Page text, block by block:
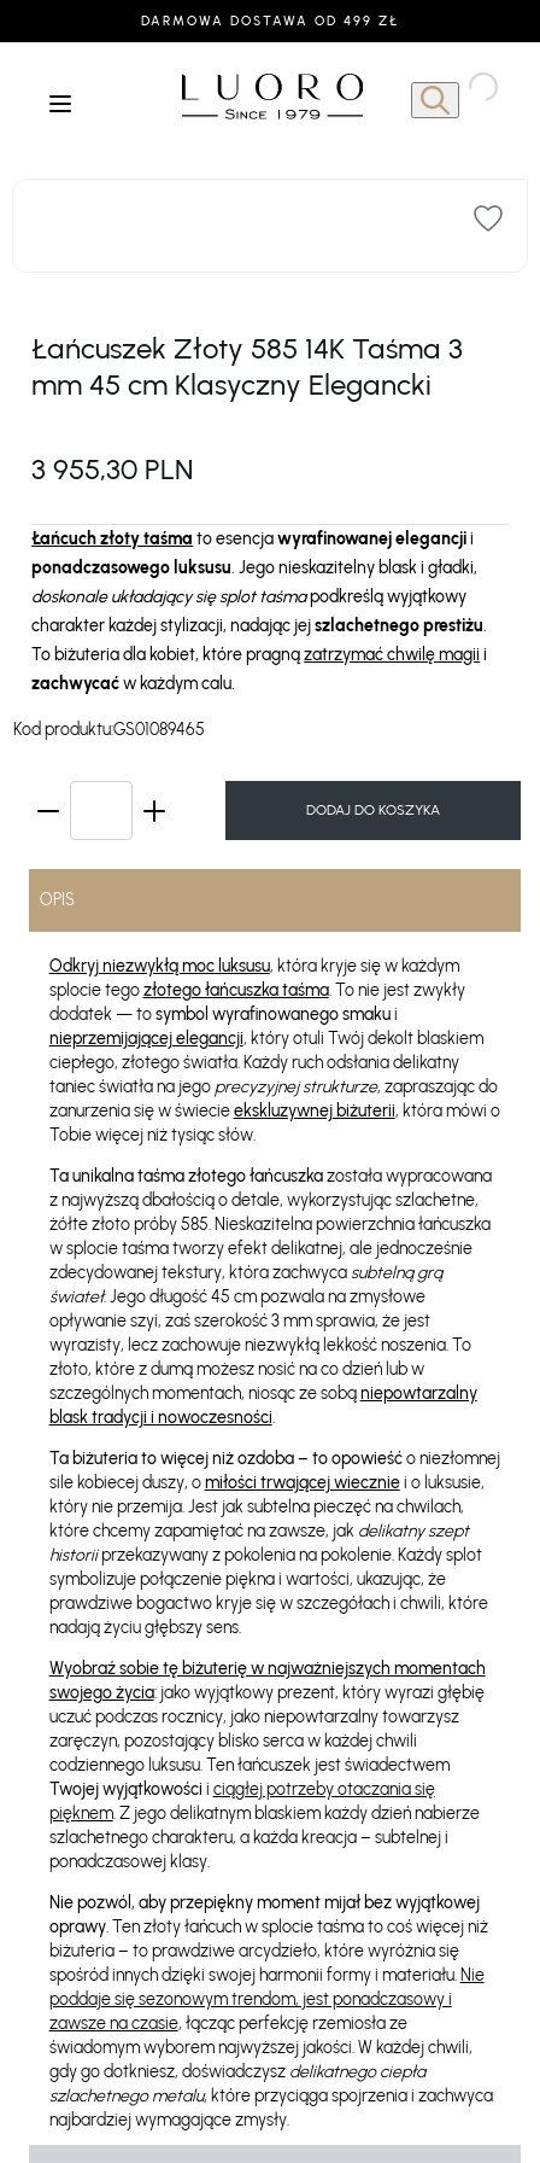
DARMOWA DOSTAWA OD 499 ZŁ
Łańcuszek Złoty 585 14K Taśma 3
mm 45 cm Klasyczny Elegancki
3 955,30 PLN
Łańcuch złoty taśma to esencjawyrafinowanej elegancjii
ponadczasowego luksusu. Jego nieskazitelny blask i gładki,
doskonale układający się splot taśmapodkreślą wyjątkowy
charakter każdej stylizacji, nadając jejszlachetnego prestiżu.
To biżuteria dla kobiet, które pragnązatrzymać chwilę magii i
zachwycaćw każdym calu.
Kod produktu:GS01089465
DODAJ DO KOSZYKA
OPIS
Odkryj niezwykłą moc luksusu, która kryje się w każdym
splocie tegozłotego łańcuszka taśma. To nie jest zwykły
dodatek — tosymbol wyrafinowanego smakui
nieprzemijającej elegancji, który otuli Twój dekolt blaskiem
ciepłego, złotego światła. Każdy ruch odsłania delikatny
taniec światła na jego precyzyjnej strukturze, zapraszając do
zanurzenia się w świecieekskluzywnej biżuterii, która mówi o
Tobie więcej niż tysiąc słów.
Ta unikalna taśma złotego łańcuszkazostała wypracowana
z najwyższą dbałością o detale, wykorzystując szlachetne,
żółte złoto próby 585. Nieskazitelna powierzchnia łańcuszka
w splocie taśma tworzy efekt delikatnej, ale jednocześnie
zdecydowanej tekstury, która zachwycasubtelną grą
świateł. Jego długość 45 cm pozwala na zmysłowe
opływanie szyi, zaś szerokość 3 mm sprawia, że jest
wyrazisty, lecz zachowuje niezwykłą lekkość noszenia. To
złoto, które z dumą możesz nosić na co dzień lub w
szczególnych momentach, niosąc ze sobąniepowtarzalny
blask tradycji i nowoczesności.
Ta biżuteria to więcej niż ozdoba – to opowieśćo niezłomnej
sile kobiecej duszy, omiłości trwającej wieczniei o luksusie,
który nie przemija. Jest jak subtelna pieczęć na chwilach,
które chcemy zapamiętać na zawsze, jak delikatny szept
historiiprzekazywany z pokolenia na pokolenie. Każdy splot
symbolizuje połączenie piękna i wartości, ukazując, że
prawdziwe bogactwo kryje się w szczegółach i chwili, które
nadają życiu głębszy sens.
Wyobraź sobie tę biżuterię w najważniejszych momentach
swojego życia: jako wyjątkowy prezent, który wyrazi głębię
uczuć podczas rocznicy, jako niepowtarzalny towarzysz
zaręczyn, pozostający blisko serca w każdej chwili
codziennego luksusu. Ten łańcuszek jest świadectwem
Twojej wyjątkowości i ciągłej potrzeby otaczania się
pięknem. Z jego delikatnym blaskiem każdy dzień nabierze
szlachetnego charakteru, a każda kreacja – subtelnej i
ponadczasowej klasy.
Nie pozwól, aby przepiękny moment mijał bez wyjątkowej
oprawy. Ten złoty łańcuch w splocie taśma to coś więcej niż
biżuteria – to prawdziwe arcydzieło, które wyróżnia się
spośród innych dzięki swojej harmonii formy i materiału. Nie
poddaje się sezonowym trendom, jest ponadczasowy i
zawsze na czasie, łącząc perfekcję rzemiosła ze
świadomym wyborem najwyższej jakości. W każdej chwili,
gdy go dotkniesz, doświadczysz delikatnego ciepła
szlachetnego metalu, które przyciąga spojrzenia i zachwyca
najbardziej wymagające zmysły.